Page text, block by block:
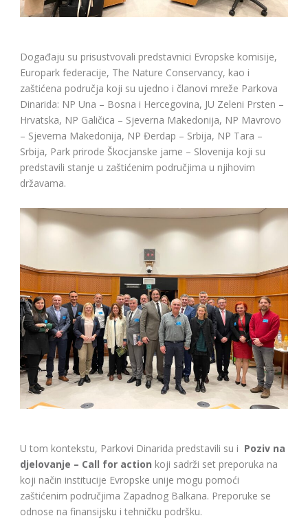
Događaju su prisustvovali predstavnici Evropske komisije,
Europark federacije, The Nature Conservancy, kao i
zaštićena područja koji su ujedno i članovi mreže Parkova
Dinarida: NP Una – Bosna i Hercegovina, JU Zeleni Prsten –
Hrvatska, NP Galičica – Sjeverna Makedonija, NP Mavrovo
– Sjeverna Makedonija, NP Đerdap – Srbija, NP Tara –
Srbija, Park prirode Škocjanske jame – Slovenija koji su
predstavili stanje u zaštićenim područjima u njihovim
državama.
U tom kontekstu, Parkovi Dinarida predstavili su i Poziv na
djelovanje – Call for action koji sadrži set preporuka na
koji način institucije Evropske unije mogu pomoći
zaštićenim područjima Zapadnog Balkana. Preporuke se
odnose na finansijsku i tehničku podršku.